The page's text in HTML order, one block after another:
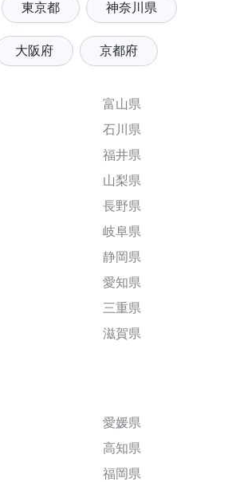
東京都 神奈川県
大阪府 京都府
富山県
石川県
福井県
山梨県
長野県
岐阜県
静岡県
愛知県
三重県
滋賀県
愛媛県
高知県
福岡県